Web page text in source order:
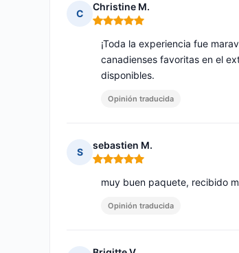
C
Christine M.
Nota: 5 de 5
¡Toda la experiencia fue
canadienses favoritas en el
disponibles.
Opinión traducida
S
sebastien M.
Nota: 5 de 5
muy buen paquete, recibido
Opinión traducida